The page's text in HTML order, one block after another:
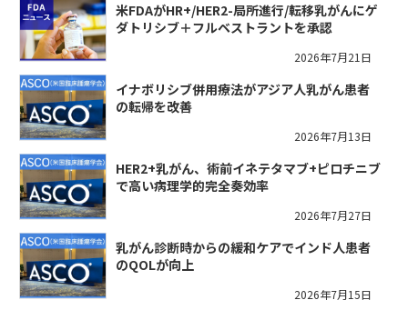
米FDAがHR+/HER2-局所進行/転移乳がんにゲ
ダトリシブ＋フルベストラントを承認
2026年7月21日
イナボリシブ併用療法がアジア人乳がん患者
の転帰を改善
2026年7月13日
HER2+乳がん、術前イネテタマブ+ピロチニブ
で高い病理学的完全奏効率
2026年7月27日
乳がん診断時からの緩和ケアでインド人患者
のQOLが向上
2026年7月15日